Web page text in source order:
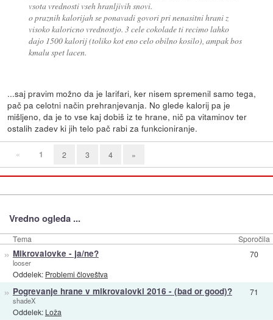
vsota vrednosti vseh hranljivih snovi.
o praznih kalorijah se ponavadi govori pri nenasitni hrani z
visoko kaloricno vrednostjo. 3 cele cokolade ti recimo lahko
dajo 1500 kalorij (toliko kot eno celo obilno kosilo), ampak bos
kmalu spet lacen.
...saj pravim možno da je larifari, ker nisem spremenil samo tega,
pač pa celotni način prehranjevanja. No glede kalorij pa je
mišljeno, da je to vse kaj dobiš iz te hrane, nič pa vitaminov ter
ostalih zadev ki jih telo pač rabi za funkcioniranje.
« 1 2 3 4 »
Vredno ogleda ...
Tema Sporočila
» Mikrovalovke - ja/ne?
looser
Oddelek: Problemi človeštva
70
» Pogrevanje hrane v mikrovalovki 2016 - (bad or good)?
shadeX
Oddelek: Loža
71